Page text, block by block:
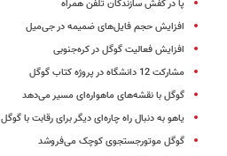
پا در کفش سازندگان تلفن همراه
افزایش حجم فایل‌های‌ ضمیمه در جی‌میل
افزایش فعالیت گوگل در کره‌جنوبی
مشارکت 12 دانشگاه در پروژه کتاب گوگل
گوگل‌ ‌با نقشه‌های‌ ماهواره‌ای‌ مسیر می‌دهد
یاهو به دنبال راه چاره‌ای دیگر برای رقابت با گوگل
گوگل موتورجستجوی کوچک می‌فروشد